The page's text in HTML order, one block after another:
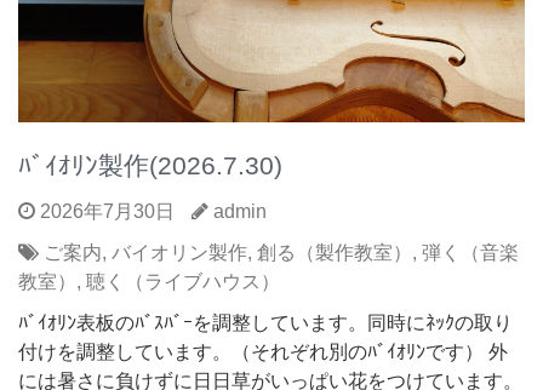
ﾊﾞｲｵﾘﾝ製作(2026.7.30)
2026年7月30日
admin
ご案内, バイオリン製作, 創る（製作教室） , 弾く（音楽
教室） , 聴く（ライブハウス）
ﾊﾞｲｵﾘﾝ表板のﾊﾞｽﾊﾞｰを調整しています。同時にﾈｯｸの取り
付けを調整しています。（それぞれ別のﾊﾞｲｵﾘﾝです） 外
には暑さに負けずに日日草がいっぱい花をつけています。